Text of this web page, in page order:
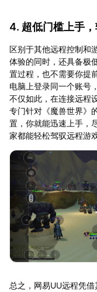
4. 超低门槛上手
区别于其他远程控制和
体验的同时，还具备极
置过程，也不需要你提
电脑上登录同一个账号
不仅如此，在连接远程
专门针对《魔兽世界》
置，你就能迅速上手，
家都能轻松驾驭远程游
总之，网易UU远程凭